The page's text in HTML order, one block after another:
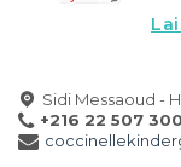
Sidi Messaoud -
+216 22 507 300